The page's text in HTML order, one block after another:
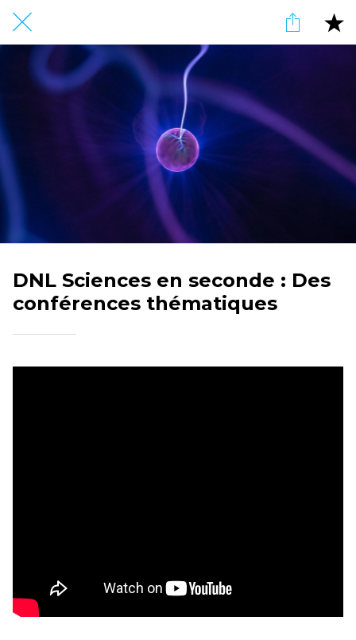
DNL Sciences en seconde : Des
conférences thématiques